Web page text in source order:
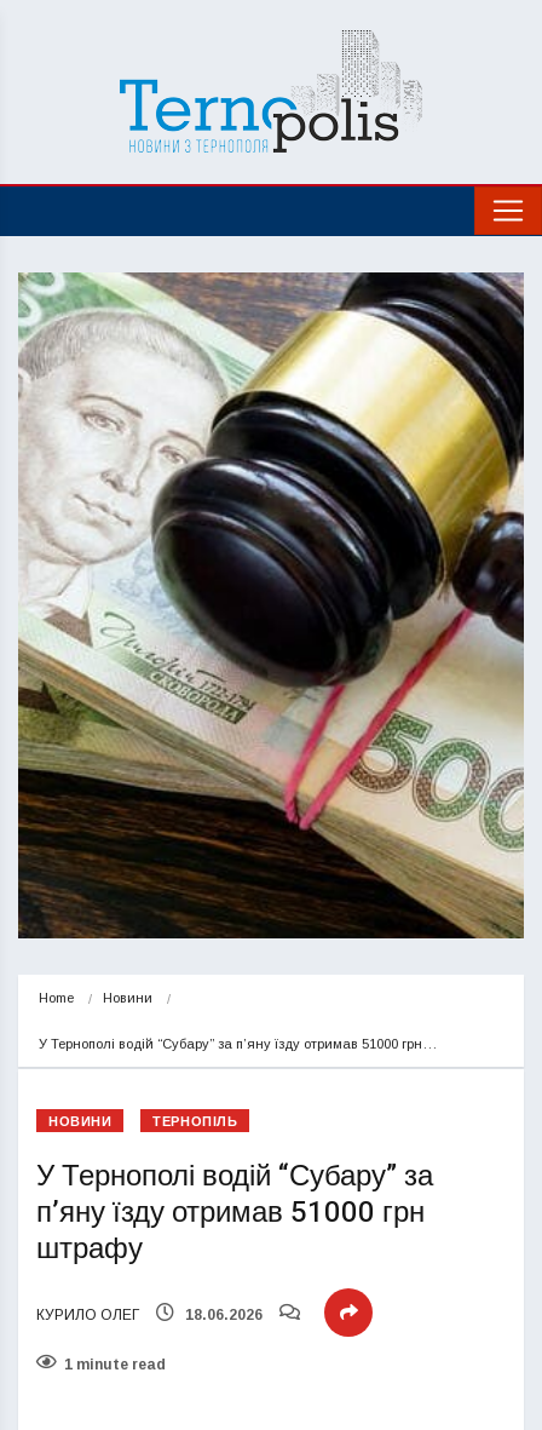
Home Новини
У Тернополі водій “Субару” за п’яну їзду отримав 51000 грн…
НОВИНИ ТЕРНОПІЛЬ
У Тернополі водій “Субару” за
п’яну їзду отримав 51000 грн
штрафу
КУРИЛО ОЛЕГ 18.06.2026
1 minute read